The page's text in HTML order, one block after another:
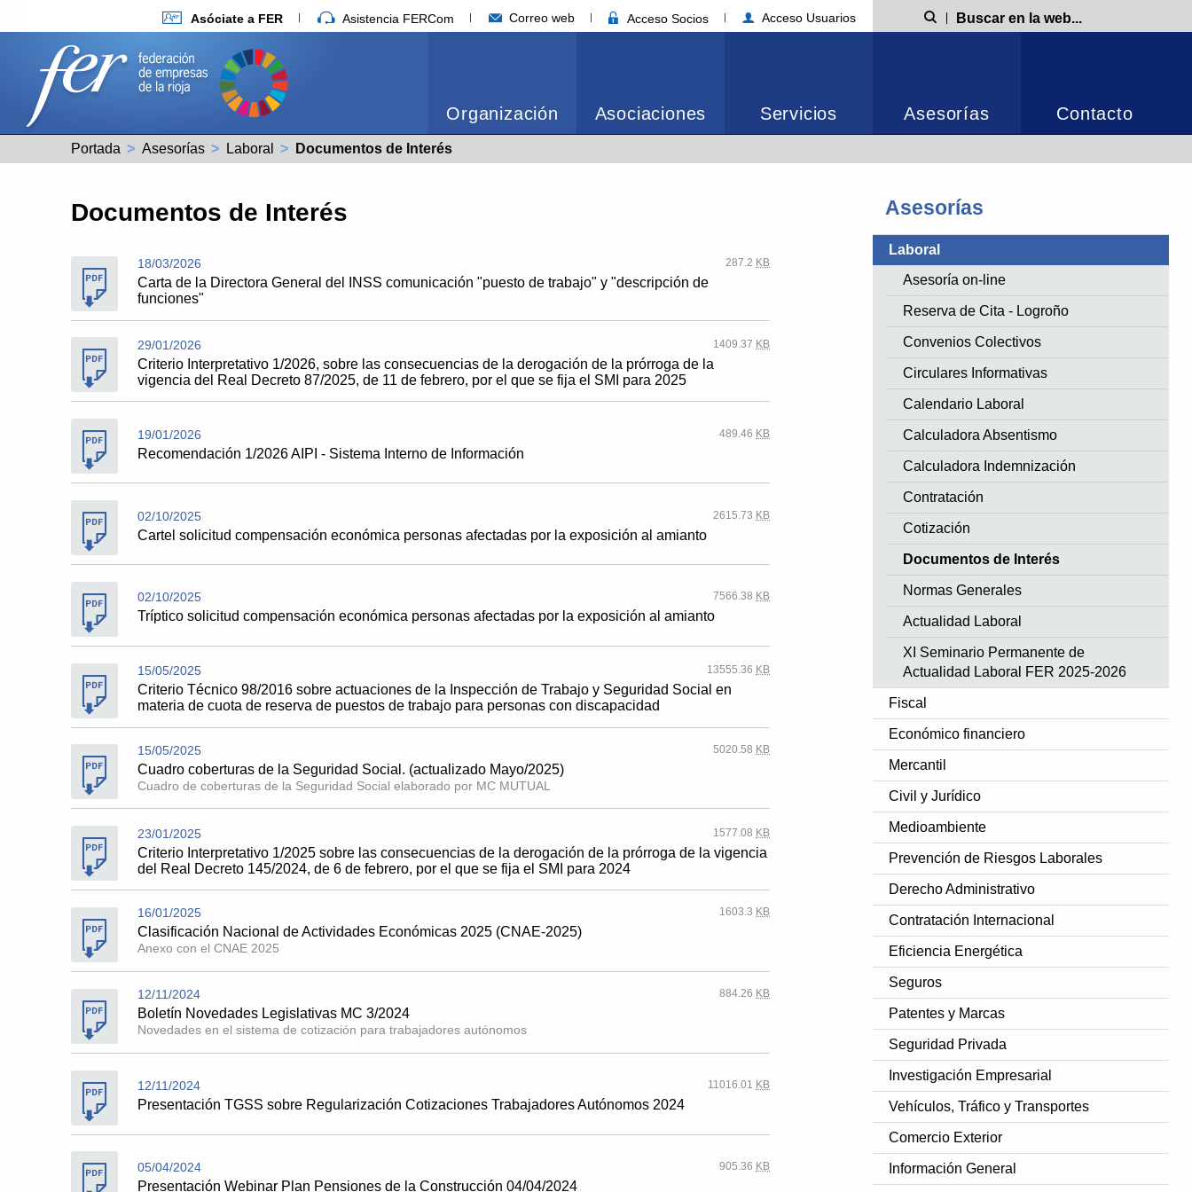
Asóciate a FER Asistencia FERCom Correo web Acceso Socios Acceso Usuarios Búsqueda
Organización Asociaciones Servicios Asesorías Contacto
Portada Asesorías Laboral Actual:
Documentos de Interés
Asesorías
Laboral
Asesoría on-line
Reserva de Cita - Logroño
Convenios Colectivos
Circulares Informativas
Calendario Laboral
Calculadora Absentismo
Calculadora Indemnización
Contratación
Cotización
Documentos de Interés
Normas Generales
Actualidad Laboral
XI Seminario Permanente de
Actualidad Laboral FER 2025-2026
Fiscal
Económico financiero
Mercantil
Civil y Jurídico
Medioambiente
Prevención de Riesgos Laborales
Derecho Administrativo
Contratación Internacional
Eficiencia Energética
Seguros
Patentes y Marcas
Seguridad Privada
Investigación Empresarial
Vehículos, Tráfico y Transportes
Comercio Exterior
Información General
Documentos de Interés
18/03/2026 287.2 KB
Carta de la Directora General del INSS comunicación "puesto de trabajo" y "descripción de
funciones"
29/01/2026 1409.37 KB
Criterio Interpretativo 1/2026, sobre las consecuencias de la derogación de la prórroga de la
vigencia del Real Decreto 87/2025, de 11 de febrero, por el que se fija el SMI para 2025
19/01/2026 489.46 KB
Recomendación 1/2026 AIPI - Sistema Interno de Información
02/10/2025 2615.73 KB
Cartel solicitud compensación económica personas afectadas por la exposición al amianto
02/10/2025 7566.38 KB
Tríptico solicitud compensación económica personas afectadas por la exposición al amianto
15/05/2025 13555.36 KB
Criterio Técnico 98/2016 sobre actuaciones de la Inspección de Trabajo y Seguridad Social en
materia de cuota de reserva de puestos de trabajo para personas con discapacidad
15/05/2025 5020.58 KB
Cuadro coberturas de la Seguridad Social. (actualizado Mayo/2025)
Cuadro de coberturas de la Seguridad Social elaborado por MC MUTUAL
23/01/2025 1577.08 KB
Criterio Interpretativo 1/2025 sobre las consecuencias de la derogación de la prórroga de la vigencia
del Real Decreto 145/2024, de 6 de febrero, por el que se fija el SMI para 2024
16/01/2025 1603.3 KB
Clasificación Nacional de Actividades Económicas 2025 (CNAE-2025)
Anexo con el CNAE 2025
12/11/2024 884.26 KB
Boletín Novedades Legislativas MC 3/2024
Novedades en el sistema de cotización para trabajadores autónomos
12/11/2024 11016.01 KB
Presentación TGSS sobre Regularización Cotizaciones Trabajadores Autónomos 2024
05/04/2024 905.36 KB
Presentación Webinar Plan Pensiones de la Construcción 04/04/2024